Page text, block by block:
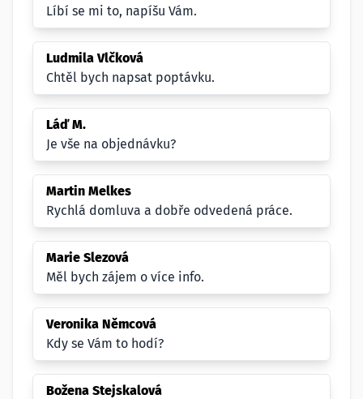
Líbí se mi to, napíšu Vám.
Ludmila Vlčková
Chtěl bych napsat poptávku.
Láď M.
Je vše na objednávku?
Martin Melkes
Rychlá domluva a dobře odvedená práce.
Marie Slezová
Měl bych zájem o více info.
Veronika Němcová
Kdy se Vám to hodí?
Božena Stejskalová